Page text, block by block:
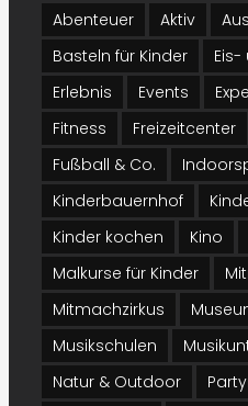
Abenteuer Aktiv
Basteln für Kinder
Erlebnis
Events
Fitness
Freizeitcenter
Fußball & Co.
Kinderbauernhof
Kinder kochen
Kino
Malkurse für Kinder
Mitmachzirkus
Musikschulen
Natur & Outdoor